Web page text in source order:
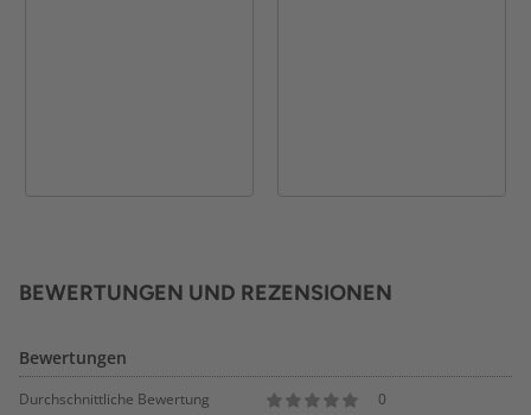
BEWERTUNGEN UND REZENSIONEN
Bewertungen
Durchschnittliche Bewertung 0